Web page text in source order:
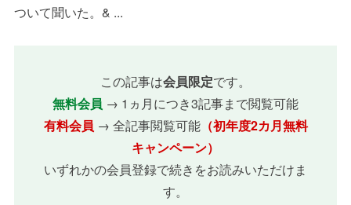
ついて聞いた。& ...
この記事は会員限定です。
無料会員 → 1ヵ月につき3記事まで閲覧可能
有料会員 → 全記事閲覧可能（初年度2カ月無料
キャンペーン）
いずれかの会員登録で続きをお読みいただけま
す。